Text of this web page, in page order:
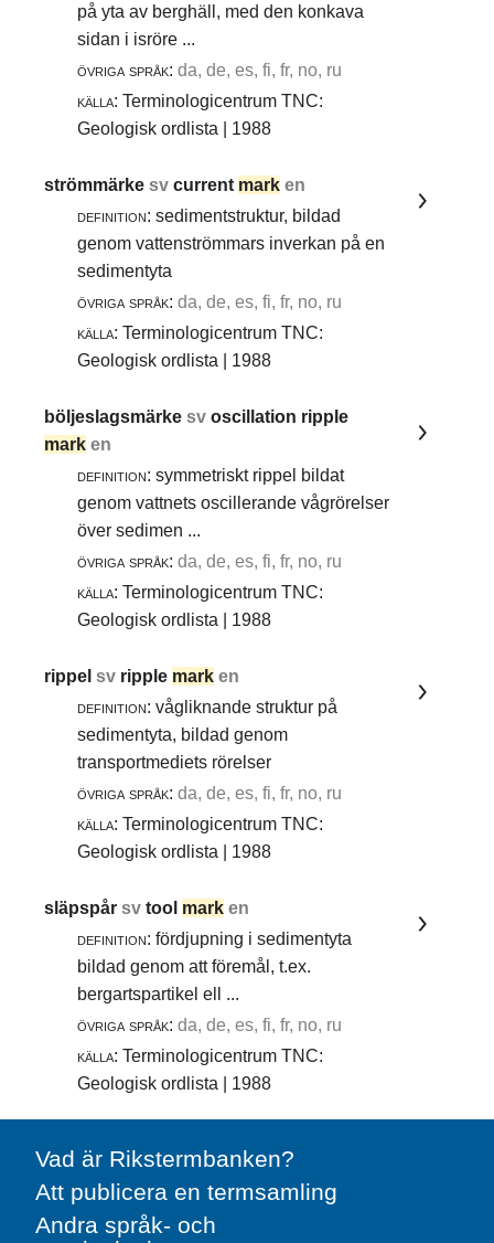
på yta av berghäll, med den konkava
sidan i isröre ...
övriga språk: da, de, es, fi, fr, no, ru
källa: Terminologicentrum TNC:
Geologisk ordlista | 1988
strömmärkesvcurrent mark en
definition: sedimentstruktur, bildad
genom vattenströmmars inverkan på en
sedimentyta
övriga språk: da, de, es, fi, fr, no, ru
källa: Terminologicentrum TNC:
Geologisk ordlista | 1988
böljeslagsmärkesvoscillation ripple
mark en
definition: symmetriskt rippel bildat
genom vattnets oscillerande vågrörelser
över sedimen ...
övriga språk: da, de, es, fi, fr, no, ru
källa: Terminologicentrum TNC:
Geologisk ordlista | 1988
rippelsv ripple mark en
definition: vågliknande struktur på
sedimentyta, bildad genom
transportmediets rörelser
övriga språk: da, de, es, fi, fr, no, ru
källa: Terminologicentrum TNC:
Geologisk ordlista | 1988
släpspårsvtool mark en
definition: fördjupning i sedimentyta
bildad genom att föremål, t.ex.
bergartspartikel ell ...
övriga språk: da, de, es, fi, fr, no, ru
källa: Terminologicentrum TNC:
Geologisk ordlista | 1988
Vad är Rikstermbanken?
Att publicera en termsamling
Andra språk- och